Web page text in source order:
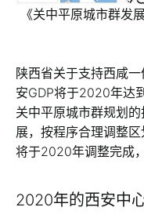
《关中平原城市群发
陕西省关于支持西咸
安GDP将于2020年达
关中平原城市群规划
展，按程序合理调整
将于2020年调整完成
2020年的西安中